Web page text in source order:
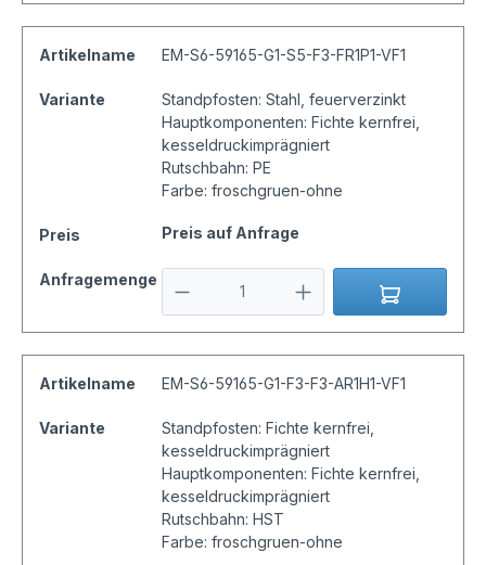
Artikelname EM-S6-59165-G1-S5-F3-FR1P1-VF1
Variante
Standpfosten: Stahl, feuerverzinkt
Hauptkomponenten: Fichte kernfrei,
kesseldruckimprägniert
Rutschbahn: PE
Farbe: froschgruen-ohne
Preis Preis auf Anfrage
Anfragemenge
Artikelname EM-S6-59165-G1-F3-F3-AR1H1-VF1
Variante
Standpfosten: Fichte kernfrei,
kesseldruckimprägniert
Hauptkomponenten: Fichte kernfrei,
kesseldruckimprägniert
Rutschbahn: HST
Farbe: froschgruen-ohne